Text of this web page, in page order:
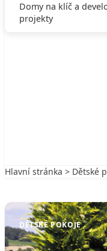
Domy na klíč a
projekty
Hlavní stránka > Dětské
DĚTSKÉ POKOJE